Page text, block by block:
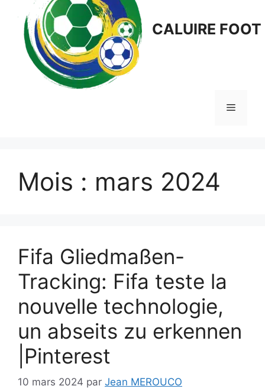
CALUIRE FOOT
Menu
Mois : mars 2024
Fifa Gliedmaßen-
Tracking: Fifa teste la
nouvelle technologie,
un abseits zu erkennen
|Pinterest
10 mars 2024 par Jean MEROUCO